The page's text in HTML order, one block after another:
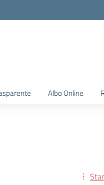
Albo Online